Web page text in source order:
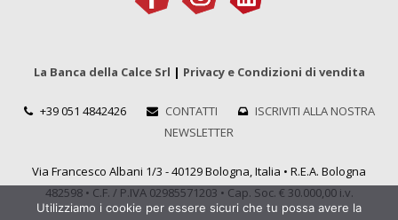
La Banca della Calce Srl | Privacy e Condizioni di vendita
+39 051 4842426 CONTATTI
ISCRIVITI ALLA NOSTRA
NEWSLETTER
Via Francesco Albani 1/3 - 40129 Bologna, Italia • R.E.A. Bologna
482598 • C.F. / P.IVA 02985571203 • Cap. Soc. € 30.000,00 i.v.
Utilizziamo i cookie per essere sicuri che tu possa avere la